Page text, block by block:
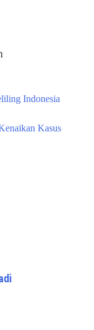
Indonesia
Kasus